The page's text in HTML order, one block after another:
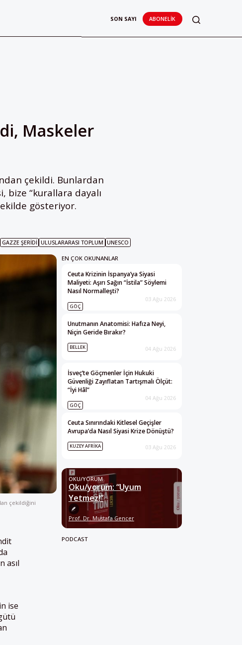
SON SAYI ABONELIK
Maskeler
çekildi. Bunlardan
bize “kurallara dayalı
gösteriyor.
GAZZE ŞERIDI ULUSLARARASI TOPLUM UNESCO
çekildiğini
asıl
ise
EN ÇOK OKUNANLAR
Ceuta Krizinin İspanya’ya Siyasi
Maliyeti: Aşırı Sağın “İstila” Söylemi
Nasıl Normalleşti?
GÖÇ
03 Ağu 2026
Unutmanın Anatomisi: Hafıza Neyi,
Niçin Geride Bırakır?
BELLEK 04 Ağu 2026
İsveç’te Göçmenler İçin Hukuki
Güvenliği Zayıflatan Tartışmalı Ölçüt:
“İyi Hâl”
GÖÇ
04 Ağu 2026
Ceuta Sınırındaki Kitlesel Geçişler
Avrupa’da Nasıl Siyasi Krize Dönüştü?
KUZEY AFRIKA 03 Ağu 2026
OKU/YORUM
Oku/yorum: “Uyum
Yetmez!”
Prof. Dr. Mustafa Gencer
PODCAST